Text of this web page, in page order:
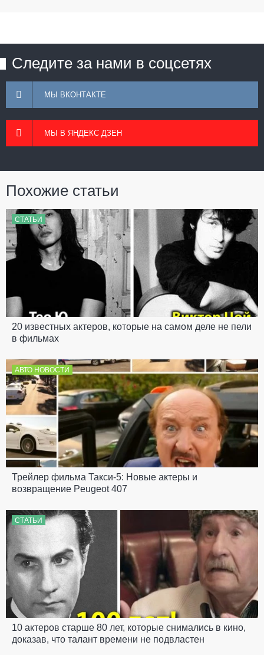
Следите за нами в соцсетях
МЫ ВКОНТАКТЕ
МЫ В ЯНДЕКС ДЗЕН
Похожие статьи
СТАТЬИ
20 известных актеров, которые на самом деле не пели
в фильмах
АВТО НОВОСТИ
Трейлер фильма Такси-5: Новые актеры и
возвращение Peugeot 407
СТАТЬИ
10 актеров старше 80 лет, которые снимались в кино,
доказав, что талант времени не подвластен